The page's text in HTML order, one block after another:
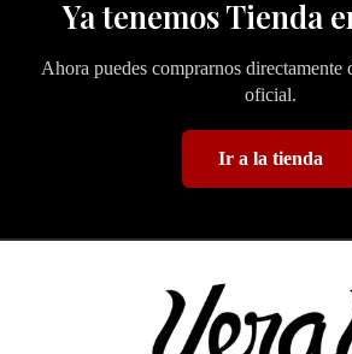
Ya tenemos Tienda
Ahora puedes comprarnos directamente
oficial.
Ir a la tienda